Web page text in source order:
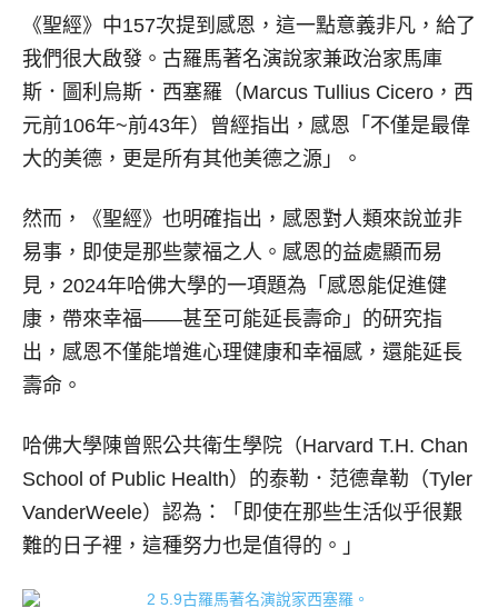
《聖經》中157次提到感恩，這一點意義非凡，給了
我們很大啟發。古羅馬著名演說家兼政治家馬庫
斯．圖利烏斯．西塞羅（Marcus Tullius Cicero，西
元前106年~前43年）曾經指出，感恩「不僅是最偉
大的美德，更是所有其他美德之源」。
然而，《聖經》也明確指出，感恩對人類來說並非
易事，即使是那些蒙福之人。感恩的益處顯而易
見，2024年哈佛大學的一項題為「感恩能促進健
康，帶來幸福——甚至可能延長壽命」的研究指
出，感恩不僅能增進心理健康和幸福感，還能延長
壽命。
哈佛大學陳曾熙公共衛生學院（Harvard T.H. Chan
School of Public Health）的泰勒．范德韋勒（Tyler
VanderWeele）認為：「即使在那些生活似乎很艱
難的日子裡，這種努力也是值得的。」